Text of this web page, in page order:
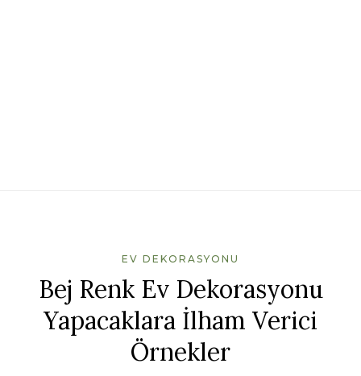
EV DEKORASYONU
Bej Renk Ev Dekorasyonu
Yapacaklara İlham Verici
Örnekler